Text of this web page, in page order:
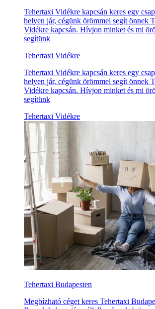
Tehertaxi Vidékre kapcsán keres egy
helyen jár, cégünk örömmel segít önnek
Vidékre kapcsán. Hívjon minket és mi
segítünk
Tehertaxi Vidékre
Tehertaxi Vidékre kapcsán keres egy
helyen jár, cégünk örömmel segít önnek
Vidékre kapcsán. Hívjon minket és mi
segítünk
Tehertaxi Vidékre
Tehertaxi Budapesten
Megbízható céget keres Tehertaxi